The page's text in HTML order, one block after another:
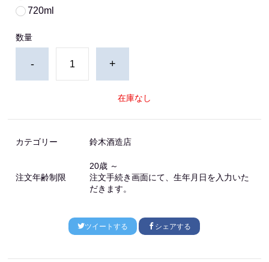
720ml
数量
- +
在庫なし
カテゴリー 鈴木酒造店
注文年齢制限
20歳 ～
注文手続き画面にて、生年月日を入力いた
だきます。
ツイートする シェアする